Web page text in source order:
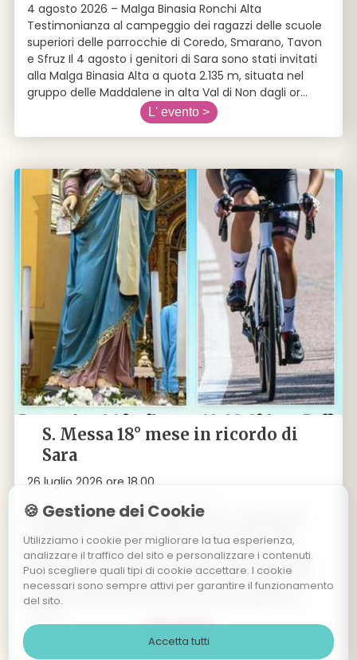
4 agosto 2026 – Malga Binasia Ronchi Alta
Testimonianza al campeggio dei ragazzi delle scuole
superiori delle parrocchie di Coredo, Smarano, Tavon
e Sfruz Il 4 agosto i genitori di Sara sono stati invitati
alla Malga Binasia Alta a quota 2.135 m, situata nel
gruppo delle Maddalene in alta Val di Non dagli or...
L' evento >
S. Messa 18° mese in ricordo di
Sara
26 luglio 2026 ore 18.00
26 luglio 2025 ore 18.00 Palù di Giovo: S. Messa a 18
Sagra Patronale della Madonna del Carmelo.
Domenica 26 luglio alle ore 18.00, in occasione della
tradizionale Sagra della patrona di Palù di Giovo, la
Madonna del Carmelo (insieme a San Valentino),
L' evento >
🍪 Gestione dei Cookie
Utilizziamo i cookie per migliorare la tua esperienza,
analizzare il traffico del sito e personalizzare i contenuti.
Puoi scegliere quali tipi di cookie accettare. I cookie
necessari sono sempre attivi per garantire il funzionamento
del sito.
Accetta tutti